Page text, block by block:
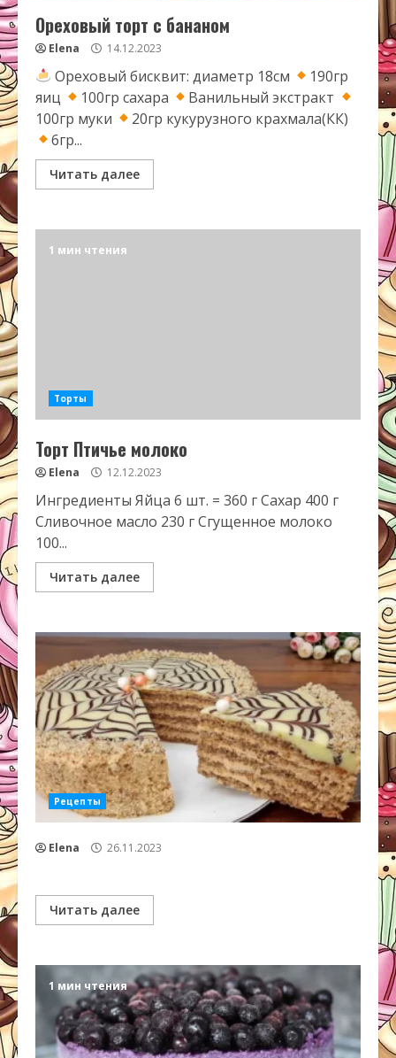
Ореховый торт с бананом
Elena 14.12.2023
Ореховый бисквит: диаметр 18см
190гр
яиц
100гр сахара
Ванильный экстракт
100гр муки
20гр кукурузного крахмала(КК)
6гр...
Читать далее
1 мин чтения
Торты
Торт Птичье молоко
Elena 12.12.2023
Ингредиенты Яйца 6 шт. = 360 г Сахар 400 г
Сливочное масло 230 г Сгущенное молоко
100...
Читать далее
Рецепты
Elena 26.11.2023
Читать далее
1 мин чтения